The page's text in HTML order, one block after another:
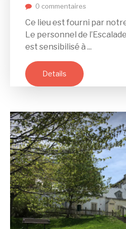
0 commentaires
Ce lieu est fourni par
Le personnel de
est sensibilisé à ...
Details